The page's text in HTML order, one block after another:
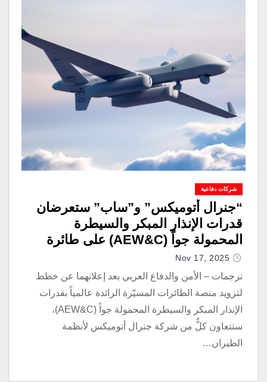
شركات دفاعية
“جنرال أتوميكس” و”ساب” ستعرضان
قدرات الإنذار المبكر والسيطرة
المحمولة جواً (AEW&C) على طائرة
“MQ-9B” في عام 2026
Nov 17, 2025
ترجمات – الأمن والدفاع العربي بعد إعلانهما عن خطط
لتزويد منصة الطائرات المسيّرة الرائدة عالمياً بقدرات
الإنذار المبكر والسيطرة المحمولة جواً (AEW&C)،
ستتعاون كلٌّ من شركة جنرال أتوميكس لأنظمة
الطيران…